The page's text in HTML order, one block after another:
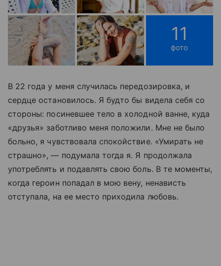
11
фото
В 22 года у меня случилась передозировка, и
сердце остановилось. Я будто бы видела себя со
стороны: посиневшее тело в холодной ванне, куда
«друзья» заботливо меня положили. Мне не было
больно, я чувствовала спокойствие. «Умирать не
страшно», — подумала тогда я. Я продолжала
употреблять и подавлять свою боль. В те моменты,
когда героин попадал в мою вену, ненависть
отступала, на ее место приходила любовь.